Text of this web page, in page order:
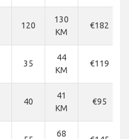
120
130
KM
€182
35
44
KM
€119
40
41
KM
€95
68